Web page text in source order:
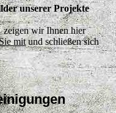
unserer Projekte
zeigen wir Ihnen hier
mitund schließen sich